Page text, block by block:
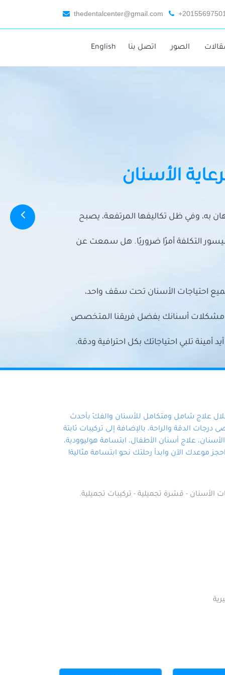
thedentalcenter@gmail.com
الصور اتصل بنا English
الأسنان
به، وفي ظل تكاليفها المرتفعة، يصبح
التكلفة أمرًا ضروريًا. هل سمعت عن
احتياجات الأسنان تحت سقف واحد،
مشكلات أسنانك بفضل فريقنا المتخصص
تلبي احتياجاتك بكل احترافية ودقة.
علاج شامل ومتكامل للأسنان والفكّ بأحدث
الدقة والراحة، بالإضافة إلى تركيبات ثابتة
علاج أسنان الأطفال، ابتسامة هوليوودية،
موعدك الآن وابدأ رحلتك نحو ابتسامة مثالية!
الأسنان - قشرة تجميلية - تركيبات تجميلية.